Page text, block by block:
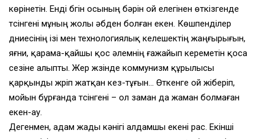
көрінетін. Енді бүгін осының бәрін ой елегінен өткізгенде
түсінгені мұның жолы әбден болған екен. Көшпенділер
дүниесінің ізі мен технологиялық келешектің жаңғырығын,
яғни, қарама-қайшы қос әлемнің ғажайып кереметін қоса
сезіне алыпты. Жер жүзінде коммунизм құрылысы
қарқынды жүріп жатқан кез-тұғын… Өткенге ой жіберіп,
мойын бұрғанда түсінгені – ол заман да жаман болмаған
екен-ау.
Дегенмен, адам жады кәнігі алдамшы екені рас. Екінші